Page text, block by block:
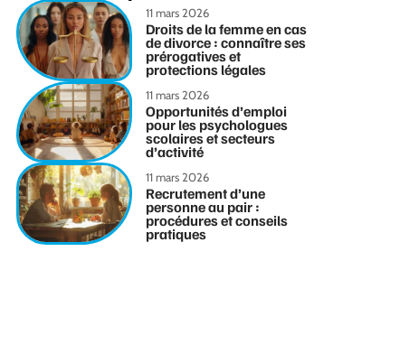
11 mars 2026
Droits de la femme en cas
de divorce : connaître ses
prérogatives et
protections légales
11 mars 2026
Opportunités d’emploi
pour les psychologues
scolaires et secteurs
d’activité
11 mars 2026
Recrutement d’une
personne au pair :
procédures et conseils
pratiques